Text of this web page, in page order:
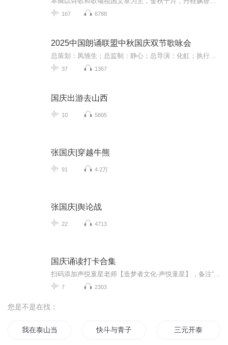
167 6788
2025中国朗诵联盟中秋国庆双节歌咏会
37 1367
国庆出游去山西
10 5805
张国庆|穿越牛熊
91 4.2万
张国庆|舆论战
22 4713
国庆诵读打卡合集
7 2303
您是不是在找：
我在泰山当神仙 快斗与青子的情人节 三元开泰